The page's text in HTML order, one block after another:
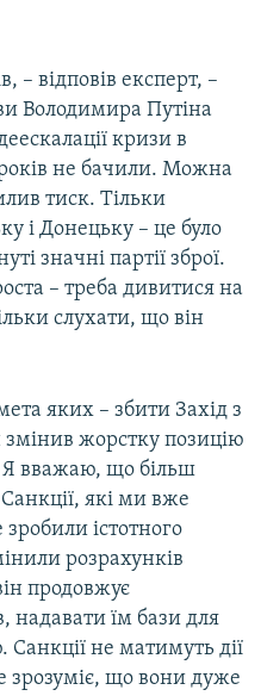
– відповів експерт, –
Володимира Путіна
кризи в
не бачили. Можна
тиск. Тільки
і Донецьку – це було
значні партії зброї.
– треба дивитися на
слухати, що він
яких – збити Захід з
жорстку позицію
Я вважаю, що більш
які ми вже
істотного
розрахунків
продовжує
надавати їм бази для
Санкції не матимуть дії
зрозуміє, що вони дуже